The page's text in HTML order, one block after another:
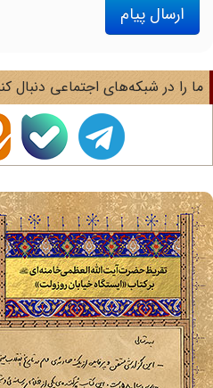
ارسال پیام
را در شبکه‌های اجتماعی دنبال کنید